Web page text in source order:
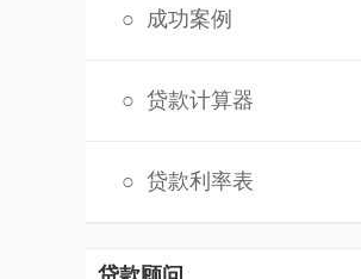
○ 成功案例
○ 贷款计算器
○ 贷款利率表